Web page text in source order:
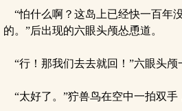
“怕什么啊？这岛上已经快一百年
的。”后出现的六眼头颅怂恿道。
“行！那我们去去就回！”六眼头颅
“太好了。”狞兽鸟在空中一拍双手